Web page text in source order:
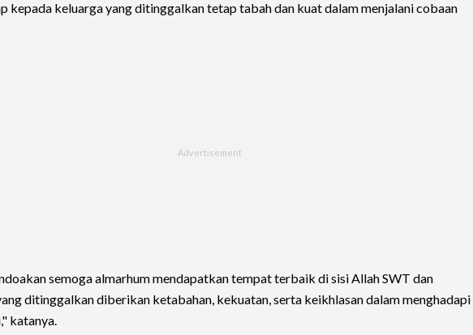
kepada keluarga yang ditinggalkan tetap tabah dan kuat dalam menjalani cobaan
semoga almarhum mendapatkan tempat terbaik di sisi Allah SWT dan
ditinggalkan diberikan ketabahan, kekuatan, serta keikhlasan dalam menghadapi
katanya.